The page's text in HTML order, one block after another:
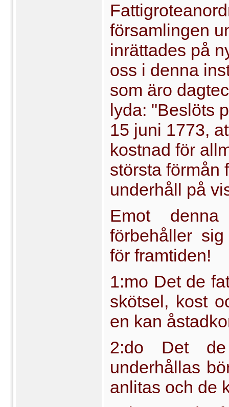
församlingen
inrättades på
oss i denna
som äro
lyda: "Beslöts
15 juni 1773,
kostnad för
största förmån
underhåll på
Emot
förbehåller
för framtiden!
1:mo Det de
skötsel, kost
en kan
2:do Det
underhållas
anlitas och de